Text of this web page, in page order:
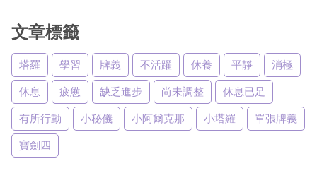
文章標籤
塔羅 學習 牌義 不活躍 休養 平靜
消極
休息
疲憊 缺乏進步 尚未調整
休息已足
有所行動
小秘儀 小阿爾克那 小塔羅
單張牌義
寶劍四